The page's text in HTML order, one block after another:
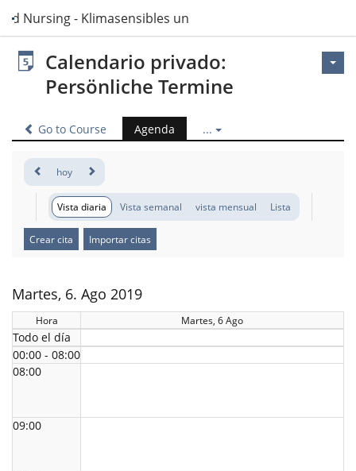
Nursing - Klimasensibles und nachhaltiges Handeln
Calendario privado:
Persönliche Termine
Go to Course Agenda ...
hoy
Vista diaria Vista semanal vista mensual Lista
Crear cita Importar citas
Martes, 6. Ago 2019
Hora Martes, 6 Ago
Todo el día
00:00 - 08:00
08:00
09:00